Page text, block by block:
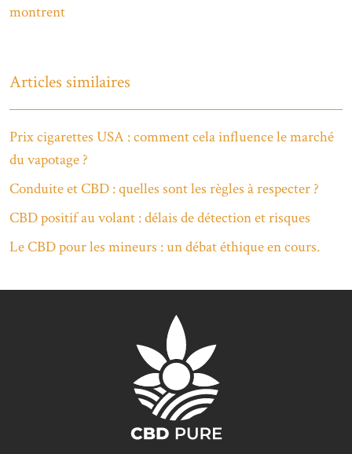
montrent
Articles similaires
Prix cigarettes USA : comment cela influence le marché
du vapotage ?
Conduite et CBD : quelles sont les règles à respecter ?
CBD positif au volant : délais de détection et risques
Le CBD pour les mineurs : un débat éthique en cours.